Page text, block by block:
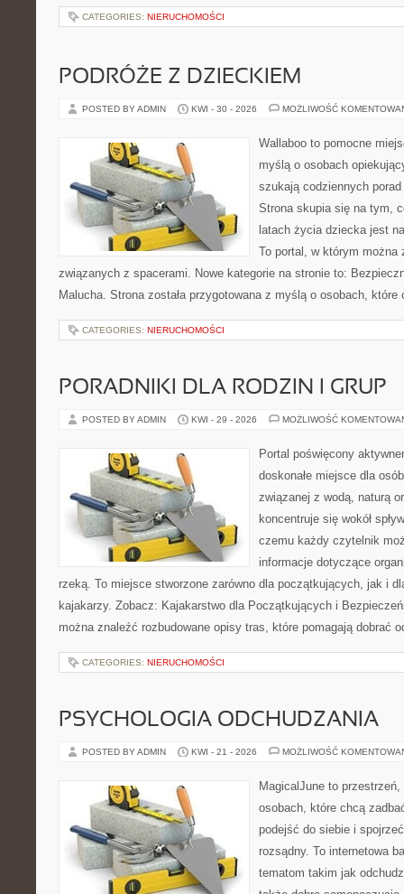
CATEGORIES: NIERUCHOMOŚCI
PODRÓŻE Z DZIECKIEM
POSTED BY ADMIN KWI - 30 - 2026 MOŻLIWOŚĆ
Wallaboo to pomocne
myślą o osobach
szukają codziennych
Strona skupia się na tym,
latach życia dziecka jest
To portal, w którym można
związanych z spacerami. Nowe kategorie na stronie to:
Malucha. Strona została przygotowana z myślą o osobach,
CATEGORIES: NIERUCHOMOŚCI
PORADNIKI DLA RODZIN I GRUP
POSTED BY ADMIN KWI - 29 - 2026 MOŻLIWOŚĆ
Portal poświęcony
doskonałe miejsce dla
związanej z wodą, naturą
koncentruje się wokół
czemu każdy czytelnik
informacje dotyczące
rzeką. To miejsce stworzone zarówno dla początkujących, jak i
kajakarzy. Zobacz: Kajakarstwo dla Początkujących i
można znaleźć rozbudowane opisy tras, które pomagają dobrać
CATEGORIES: NIERUCHOMOŚCI
PSYCHOLOGIA ODCHUDZANIA
POSTED BY ADMIN KWI - 21 - 2026 MOŻLIWOŚĆ
MagicalJune to
osobach, które chcą
podejść do siebie i
rozsądny. To internetowa
tematom takim jak